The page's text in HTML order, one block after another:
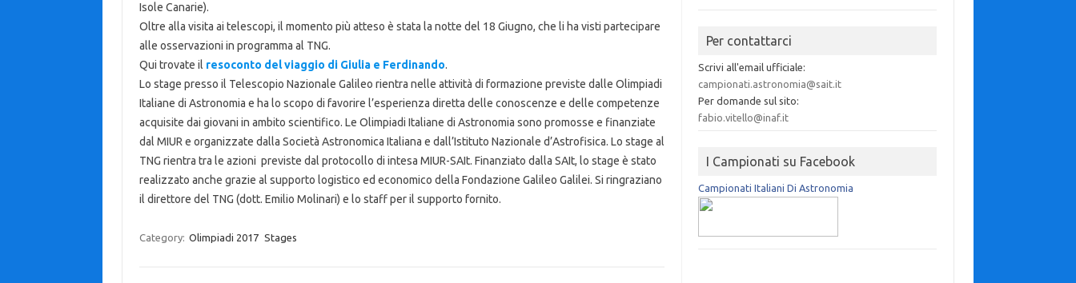
Isole Canarie).
Oltre alla visita ai telescopi, il momento più atteso è stata la notte del 18 Giugno, che li ha visti partecipare
alle osservazioni in programma al TNG.
Qui trovate il resoconto del viaggio di Giulia e Ferdinando.
Lo stage presso il Telescopio Nazionale Galileo rientra nelle attività di formazione previste dalle Olimpiadi
Italiane di Astronomia e ha lo scopo di favorire l’esperienza diretta delle conoscenze e delle competenze
acquisite dai giovani in ambito scientifico. Le Olimpiadi Italiane di Astronomia sono promosse e finanziate
dal MIUR e organizzate dalla Società Astronomica Italiana e dall’Istituto Nazionale d’Astrofisica. Lo stage al
TNG rientra tra le azioni previste dal protocollo di intesa MIUR-SAIt. Finanziato dalla SAIt, lo stage è stato
realizzato anche grazie al supporto logistico ed economico della Fondazione Galileo Galilei. Si ringraziano
il direttore del TNG (dott. Emilio Molinari) e lo staff per il supporto fornito.
Category: Olimpiadi 2017 Stages
Per contattarci
Scrivi all'email ufficiale:
campionati.astronomia@sait.it
Per domande sul sito:
fabio.vitello@inaf.it
I Campionati su Facebook
Campionati Italiani Di Astronomia